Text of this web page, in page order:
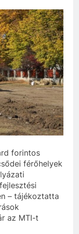
forintos
férőhelyek
– tájékoztatta
az MTI-t